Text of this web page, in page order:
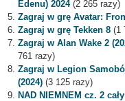
Edenu) 2024(2 265 razy)
Zagraj w grę Avatar:
Zagraj w grę Tekken 8 (1
Zagraj w Alan Wake 2
761 razy)
Zagraj w Legion
(2024) (3 125 razy)
NAD NIEMNEM cz. 2